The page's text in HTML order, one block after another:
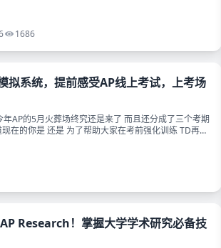
1686
拟系统，提前感受AP线上考试，上考场
AP的5月火葬场终究还是来了 而且还分成了三个考期
在的你是 还是 为了帮助大家在考前强化训练 TD再再
Research！掌握大学学术研究必备技